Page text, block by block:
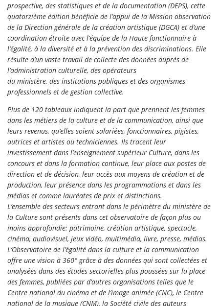
prospective, des statistiques et de la documentation (DEPS), cette
quatorzième édition bénéficie de l’appui de la Mission observation
de la Direction générale de la création artistique (DGCA) et d’une
coordination étroite avec l’équipe de la Haute fonctionnaire à
l’égalité, à la diversité et à la prévention des discriminations. Elle
résulte d’un vaste travail de collecte des données auprès de
l’administration culturelle, des opérateurs
du ministère, des institutions publiques et des organismes
professionnels et de gestion collective.
Plus de 120 tableaux indiquent la part que prennent les femmes
dans les métiers de la culture et de la communication, ainsi que
leurs revenus, qu’elles soient salariées, fonctionnaires, pigistes,
autrices et artistes ou techniciennes. Ils tracent leur
investissement dans l’enseignement supérieur Culture, dans les
concours et dans la formation continue, leur place aux postes de
direction et de décision, leur accès aux moyens de création et de
production, leur présence dans les programmations et dans les
médias et comme lauréates de prix et distinctions.
L’ensemble des secteurs entrant dans le périmètre du ministère de
la Culture sont présents dans cet observatoire de façon plus ou
moins approfondie: patrimoine, création artistique, spectacle,
cinéma, audiovisuel, jeux vidéo, multimédia, livre, presse, médias.
L’Observatoire de l’égalité dans la culture et la communication
offre une vision à 360° grâce à des données qui sont collectées et
analysées dans des études sectorielles plus poussées sur la place
des femmes, publiées par d’autres organisations telles que le
Centre national du cinéma et de l’image animée (CNC), le Centre
national de la musique (CNM), la Société civile des auteurs